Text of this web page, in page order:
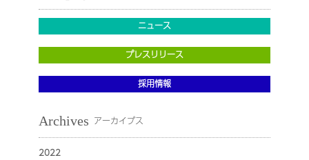
ニュース
プレスリリース
採用情報
Archives アーカイブス
2022